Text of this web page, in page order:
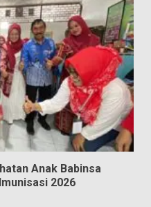
Anak Babinsa
2026